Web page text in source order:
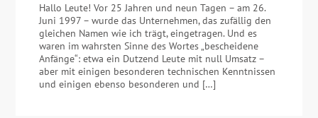
Hallo Leute! Vor 25 Jahren und neun Tagen – am 26.
Juni 1997 – wurde das Unternehmen, das zufällig den
gleichen Namen wie ich trägt, eingetragen. Und es
waren im wahrsten Sinne des Wortes „bescheidene
Anfänge“: etwa ein Dutzend Leute mit null Umsatz –
aber mit einigen besonderen technischen Kenntnissen
und einigen ebenso besonderen und […]